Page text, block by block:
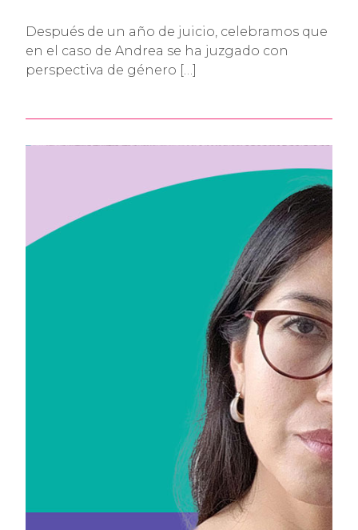
Después de un año de juicio, celebramos que
en el caso de Andrea se ha juzgado con
perspectiva de género […]